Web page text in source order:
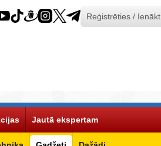
Reģistrēties / Ienākt
Jautā ekspertam